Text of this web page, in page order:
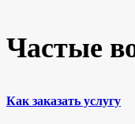
Частые
Как заказать услугу